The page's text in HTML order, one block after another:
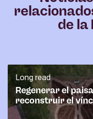
de la
Regenerar el
reconstruir el
Long read